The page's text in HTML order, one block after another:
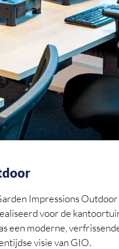
Impressions Outdoor
voor de
een moderne,
visie van GIO.